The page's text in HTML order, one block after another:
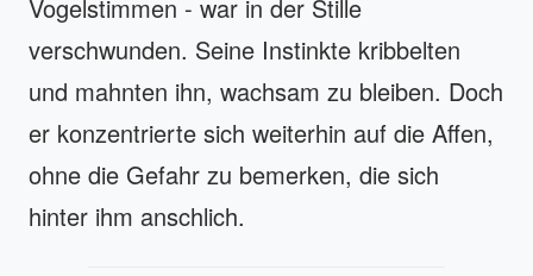
Vogelstimmen - war in der Stille
verschwunden. Seine Instinkte kribbelten
und mahnten ihn, wachsam zu bleiben. Doch
er konzentrierte sich weiterhin auf die Affen,
ohne die Gefahr zu bemerken, die sich
hinter ihm anschlich.